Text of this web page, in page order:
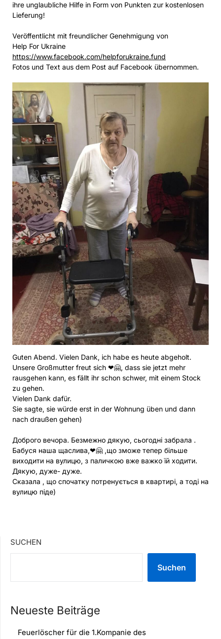
ihre unglaubliche Hilfe in Form von Punkten zur kostenlosen
Lieferung!
Veröffentlicht mit freundlicher Genehmigung von
Help For Ukraine
https://www.facebook.com/helpforukraine.fund
Fotos und Text aus dem Post auf Facebook übernommen.
Guten Abend. Vielen Dank, ich habe es heute abgeholt.
Unsere Großmutter freut sich ❤🤗, dass sie jetzt mehr
rausgehen kann, es fällt ihr schon schwer, mit einem Stock
zu gehen.
Vielen Dank dafür.
Sie sagte, sie würde erst in der Wohnung üben und dann
nach draußen gehen)
Доброго вечора. Безмежно дякую, сьогодні забрала .
Бабуся наша щаслива,❤🤗 ,що зможе тепер більше
виходити на вулицю, з паличкою вже важко їй ходити.
Дякую, дуже- дуже.
Сказала , що спочатку потренується в квартирі, а тоді на
вулицю піде)
SUCHEN
Suchen
Neueste Beiträge
Feuerlöscher für die 1.Kompanie des